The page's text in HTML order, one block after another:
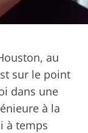
au
sur le point
dans une
à la
à temps